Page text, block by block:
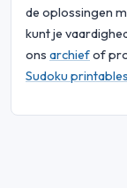
de oplossingen
kunt je
ons archiefof
Sudoku printables